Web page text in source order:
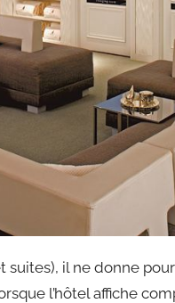
suites), il ne donne
l’hôtel affiche